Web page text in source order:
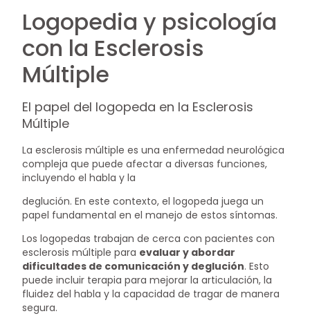
Logopedia y psicología
con la Esclerosis
Múltiple
El papel del logopeda en la Esclerosis
Múltiple
La esclerosis múltiple es una enfermedad neurológica
compleja que puede afectar a diversas funciones,
incluyendo el habla y la
deglución. En este contexto, el logopeda juega un
papel fundamental en el manejo de estos síntomas.
Los logopedas trabajan de cerca con pacientes con
esclerosis múltiple para evaluar y abordar
dificultades de comunicación y deglución. Esto
puede incluir terapia para mejorar la articulación, la
fluidez del habla y la capacidad de tragar de manera
segura.